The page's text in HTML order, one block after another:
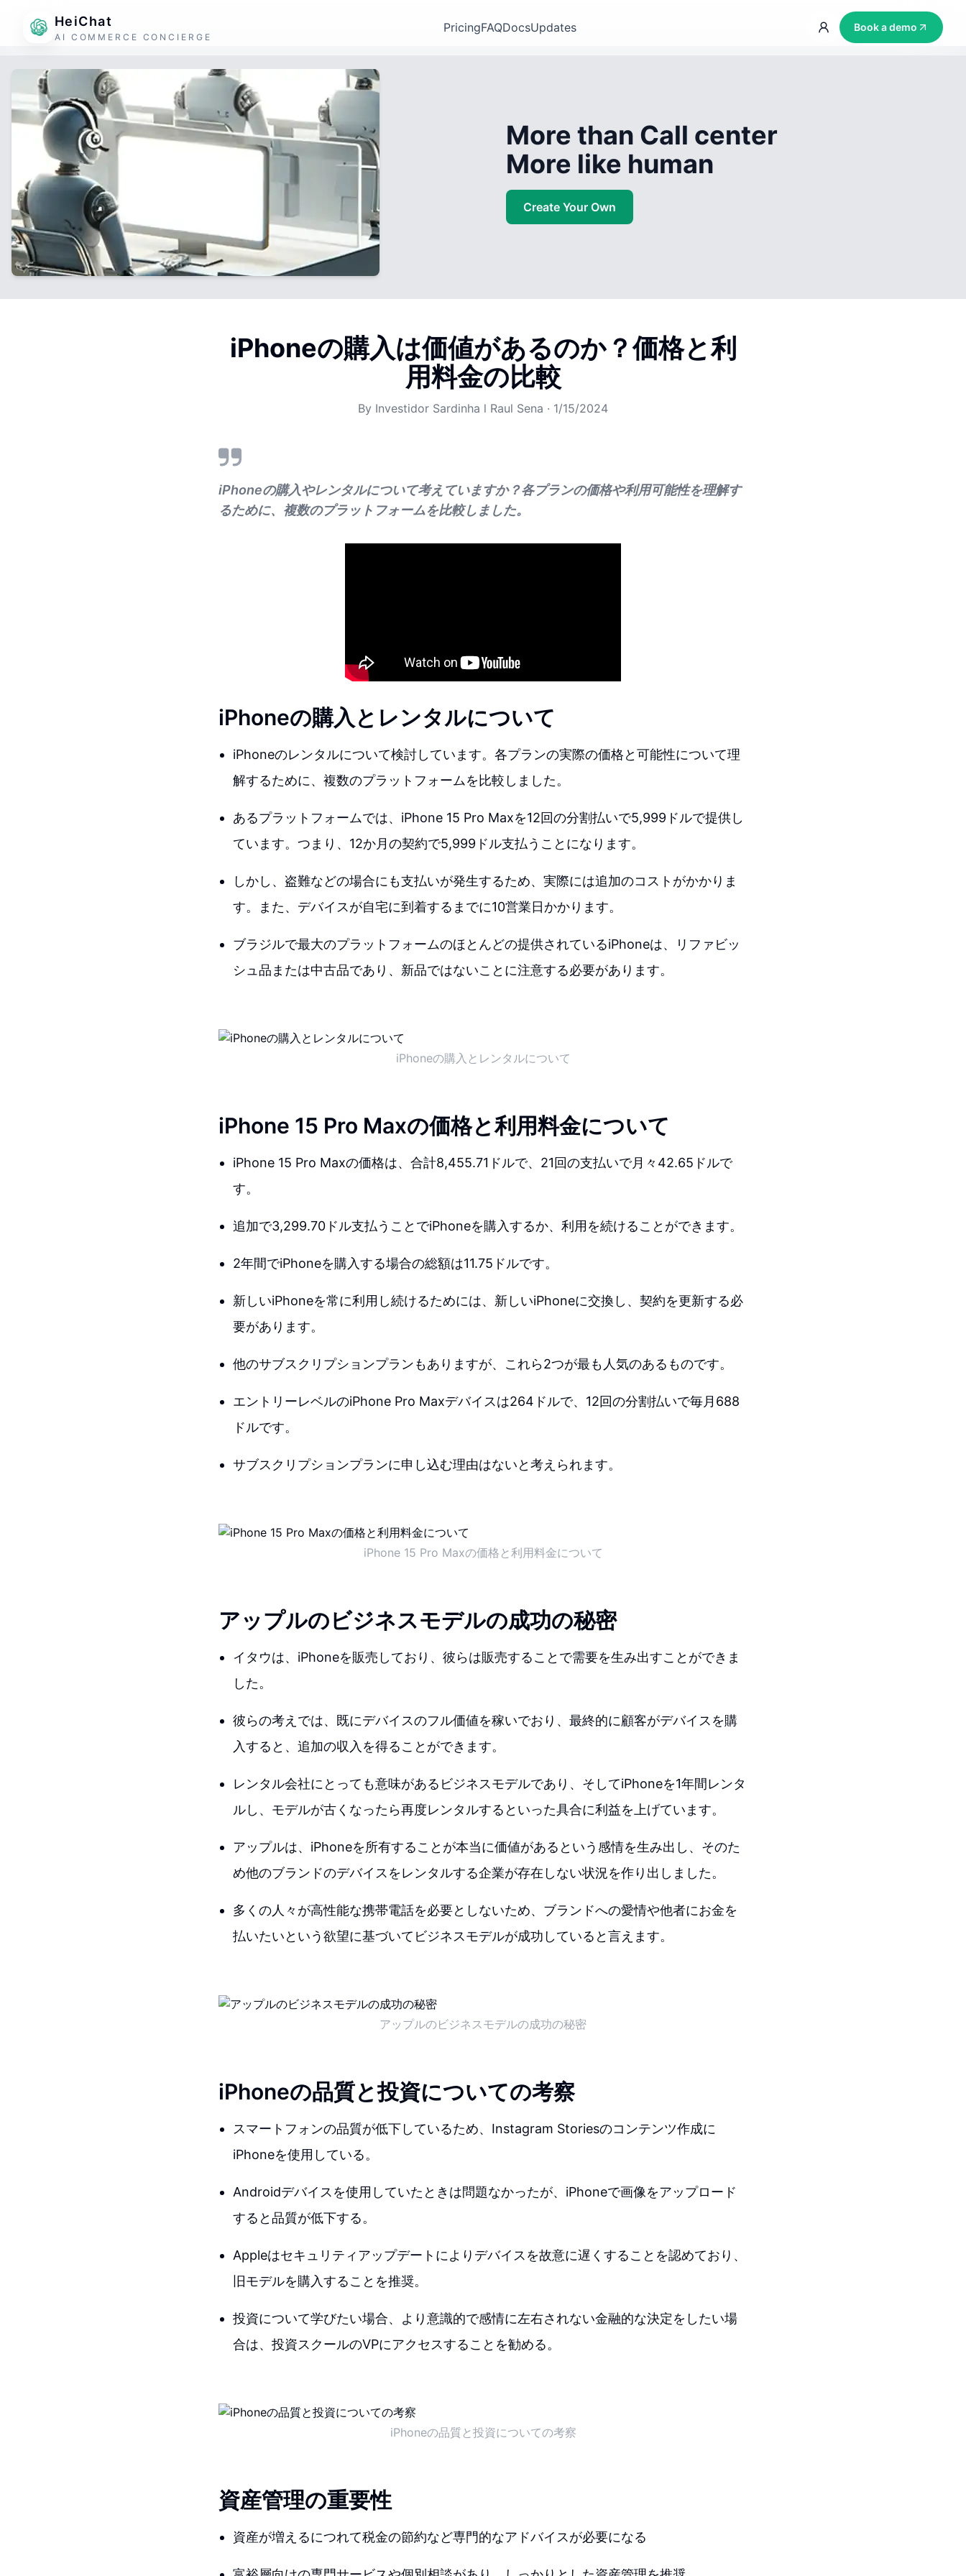
HeiChat
AI COMMERCE CONCIERGE
PricingFAQDocsUpdates Book a demo
More than Call center
More like human
Create Your Own
iPhoneの購入は価値があるのか？価格と利
用料金の比較
By Investidor Sardinha l Raul Sena · 1/15/2024
iPhoneの購入やレンタルについて考えていますか？各プランの価格や利用可能性を理解す
るために、複数のプラットフォームを比較しました。
iPhoneの購入とレンタルについて
iPhoneのレンタルについて検討しています。各プランの実際の価格と可能性について理
解するために、複数のプラットフォームを比較しました。
あるプラットフォームでは、iPhone 15 Pro Maxを12回の分割払いで5,999ドルで提供し
ています。つまり、12か月の契約で5,999ドル支払うことになります。
しかし、盗難などの場合にも支払いが発生するため、実際には追加のコストがかかりま
す。また、デバイスが自宅に到着するまでに10営業日かかります。
ブラジルで最大のプラットフォームのほとんどの提供されているiPhoneは、リファビッ
シュ品または中古品であり、新品ではないことに注意する必要があります。
iPhoneの購入とレンタルについて
iPhone 15 Pro Maxの価格と利用料金について
iPhone 15 Pro Maxの価格は、合計8,455.71ドルで、21回の支払いで月々42.65ドルで
す。
追加で3,299.70ドル支払うことでiPhoneを購入するか、利用を続けることができます。
2年間でiPhoneを購入する場合の総額は11.75ドルです。
新しいiPhoneを常に利用し続けるためには、新しいiPhoneに交換し、契約を更新する必
要があります。
他のサブスクリプションプランもありますが、これら2つが最も人気のあるものです。
エントリーレベルのiPhone Pro Maxデバイスは264ドルで、12回の分割払いで毎月688
ドルです。
サブスクリプションプランに申し込む理由はないと考えられます。
iPhone 15 Pro Maxの価格と利用料金について
アップルのビジネスモデルの成功の秘密
イタウは、iPhoneを販売しており、彼らは販売することで需要を生み出すことができま
した。
彼らの考えでは、既にデバイスのフル価値を稼いでおり、最終的に顧客がデバイスを購
入すると、追加の収入を得ることができます。
レンタル会社にとっても意味があるビジネスモデルであり、そしてiPhoneを1年間レンタ
ルし、モデルが古くなったら再度レンタルするといった具合に利益を上げています。
アップルは、iPhoneを所有することが本当に価値があるという感情を生み出し、そのた
め他のブランドのデバイスをレンタルする企業が存在しない状況を作り出しました。
多くの人々が高性能な携帯電話を必要としないため、ブランドへの愛情や他者にお金を
払いたいという欲望に基づいてビジネスモデルが成功していると言えます。
アップルのビジネスモデルの成功の秘密
iPhoneの品質と投資についての考察
スマートフォンの品質が低下しているため、Instagram Storiesのコンテンツ作成に
iPhoneを使用している。
Androidデバイスを使用していたときは問題なかったが、iPhoneで画像をアップロード
すると品質が低下する。
Appleはセキュリティアップデートによりデバイスを故意に遅くすることを認めており、
旧モデルを購入することを推奨。
投資について学びたい場合、より意識的で感情に左右されない金融的な決定をしたい場
合は、投資スクールのVPにアクセスすることを勧める。
iPhoneの品質と投資についての考察
資産管理の重要性
資産が増えるにつれて税金の節約など専門的なアドバイスが必要になる